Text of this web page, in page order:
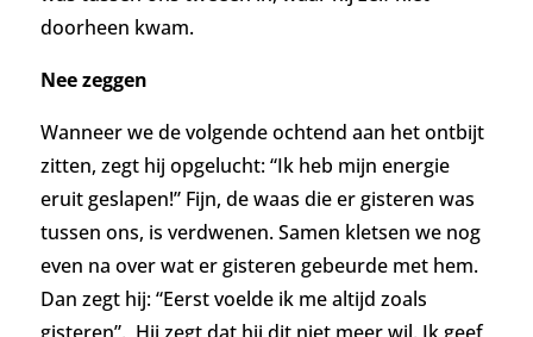
doorheen kwam.
Nee zeggen
Wanneer we de volgende ochtend aan het ontbijt
zitten, zegt hij opgelucht: “Ik heb mijn energie
eruit geslapen!” Fijn, de waas die er gisteren was
tussen ons, is verdwenen. Samen kletsen we nog
even na over wat er gisteren gebeurde met hem.
Dan zegt hij: “Eerst voelde ik me altijd zoals
gisteren”. Hij zegt dat hij dit niet meer wil. Ik geef